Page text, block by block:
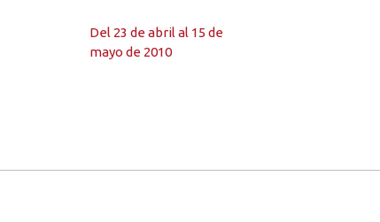
Del 23 de abril al 15 de
mayo de 2010